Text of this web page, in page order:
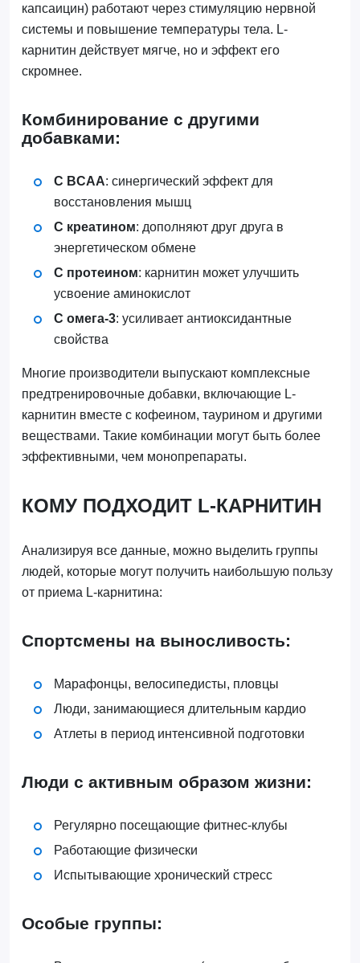
капсаицин) работают через стимуляцию нервной
системы и повышение температуры тела. L-
карнитин действует мягче, но и эффект его
скромнее.
Комбинирование с другими
добавками:
С BCAA: синергический эффект для
восстановления мышц
С креатином: дополняют друг друга в
энергетическом обмене
С протеином: карнитин может улучшить
усвоение аминокислот
С омега-3: усиливает антиоксидантные
свойства
Многие производители выпускают комплексные
предтренировочные добавки, включающие L-
карнитин вместе с кофеином, таурином и другими
веществами. Такие комбинации могут быть более
эффективными, чем монопрепараты.
КОМУ ПОДХОДИТ L-КАРНИТИН
Анализируя все данные, можно выделить группы
людей, которые могут получить наибольшую пользу
от приема L-карнитина:
Спортсмены на выносливость:
Марафонцы, велосипедисты, пловцы
Люди, занимающиеся длительным кардио
Атлеты в период интенсивной подготовки
Люди с активным образом жизни:
Регулярно посещающие фитнес-клубы
Работающие физически
Испытывающие хронический стресс
Особые группы: